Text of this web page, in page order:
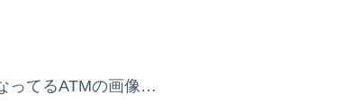
ってるATMの画像…